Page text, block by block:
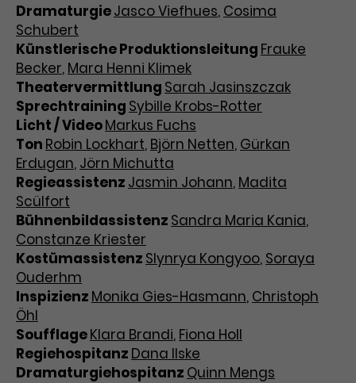
DramaturgieJasco Viefhues, Cosima
Schubert
Künstlerische Produktionsleitung Frauke
Becker, Mara Henni Klimek
Theatervermittlung Sarah Jasinszczak
Sprechtraining Sybille Krobs-Rotter
Licht / VideoMarkus Fuchs
Ton Robin Lockhart, Björn Netten, Gürkan
Erdugan, Jörn Michutta
Regieassistenz Jasmin Johann, Madita
Scülfort
Bühnenbildassistenz Sandra Maria Kania,
Constanze Kriester
Kostümassistenz Slynrya Kongyoo, Soraya
Ouderhm
Inspizienz Monika Gies-Hasmann, Christoph
Öhl
SoufflageKlara Brandi, Fiona Holl
Regiehospitanz Dana Ilske
Dramaturgiehospitanz Quinn Mengs